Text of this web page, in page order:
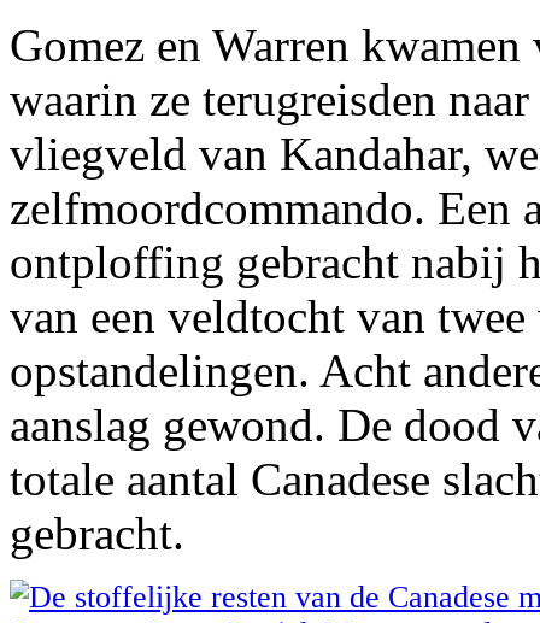
Gomez en Warren
waarin ze terugreisden
vliegveld van Kandahar,
zelfmoordcommando. Een
ontploffing gebracht nabij
van een veldtocht van
opstandelingen. Acht
aanslag gewond. De dood
totale aantal Canadese
gebracht.